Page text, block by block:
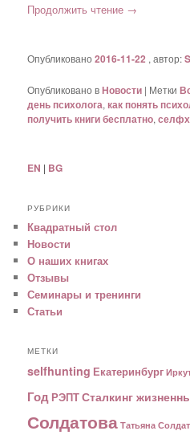
Продолжить чтение →
Опубликовано2016-11-22 , автор:
Опубликовано вНовости | Метки
день психолога,как понять
получить книги бесплатно,
EN | BG
РУБРИКИ
Квадратный стол
Новости
О наших книгах
Отзывы
Семинары и тренинги
Статьи
МЕТКИ
selfhunting Екатеринбург
Год РЭПТСталкинг
Солдатова Татьяна